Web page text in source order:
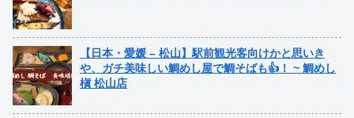
【日本・愛媛 – 松山】駅前観光客向けかと思いき
や、ガチ美味しい鯛めし屋で鯛そばも👍！ ~ 鯛めし
槇 松山店